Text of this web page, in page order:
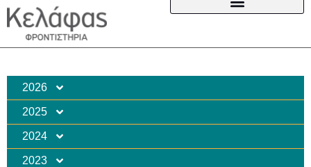
2026
2025
2024
2023